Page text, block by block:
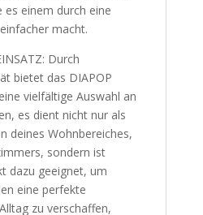
es einem durch eine
macht.
Durch
bietet das DIAPOP
vielfältige Auswahl an
es dient nicht nur als
deines Wohnbereiches,
sondern ist
dazu geeignet, um
eine perfekte
zu verschaffen,